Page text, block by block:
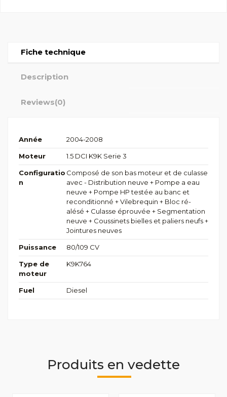
Fiche technique
Description
Reviews(0)
Année 2004-2008
Moteur 1.5 DCI K9K Serie 3
Configuratio
n
Composé de son bas moteur et de culasse
avec - Distribution neuve + Pompe a eau
neuve + Pompe HP testée au banc et
reconditionné + Vilebrequin + Bloc ré-
alésé + Culasse éprouvée + Segmentation
neuve + Coussinets bielles et paliers neufs +
Jointures neuves
Puissance 80/109 CV
Type de
moteur
K9K764
Fuel Diesel
Produits en vedette